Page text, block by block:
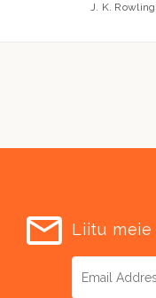
J. K. Rowling
Liitu meie